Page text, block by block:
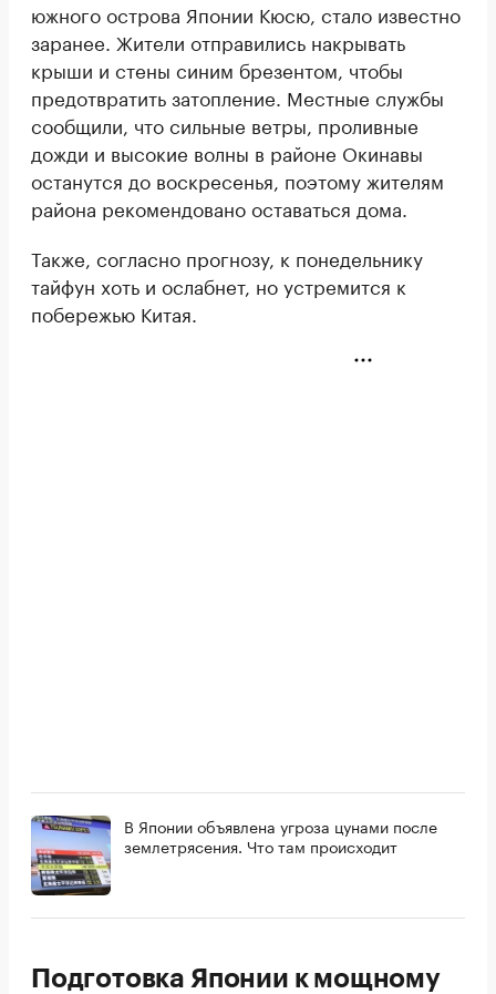
южного острова Японии Кюсю, стало известно
заранее. Жители отправились накрывать
крыши и стены синим брезентом, чтобы
предотвратить затопление. Местные службы
сообщили, что сильные ветры, проливные
дожди и высокие волны в районе Окинавы
останутся до воскресенья, поэтому жителям
района рекомендовано оставаться дома.
Также, согласно прогнозу, к понедельнику
тайфун хоть и ослабнет, но устремится к
побережью Китая.
В Японии объявлена угроза цунами после
землетрясения. Что там происходит
Подготовка Японии к мощному